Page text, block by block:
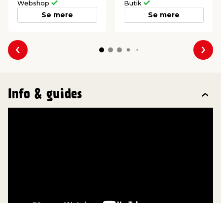
Webshop
Se mere
Butik
Se mere
Forrige
Info & guides